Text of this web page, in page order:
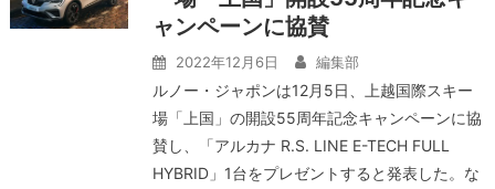
ャンペーンに協賛
2022年12月6日 編集部
ルノー・ジャポンは12月5日、上越国際スキー
場「上国」の開設55周年記念キャンペーンに協
賛し、「アルカナ R.S. LINE E-TECH FULL
HYBRID」1台をプレゼントすると発表した。な